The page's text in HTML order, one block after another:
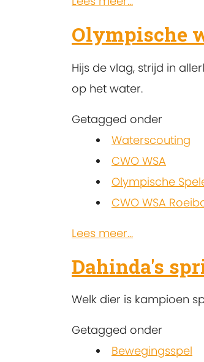
Olympische
Hijs de vlag, strijd in
op het water.
Getagged onder
Waterscouting
CWO WSA
Olympische
CWO WSA
Lees meer...
Dahinda's
Welk dier is kampioen
Getagged onder
Bewegingsspel